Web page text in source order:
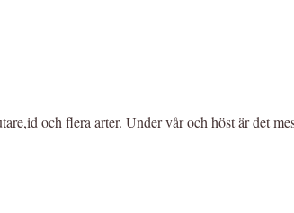
och flera arter. Under vår och höst är det